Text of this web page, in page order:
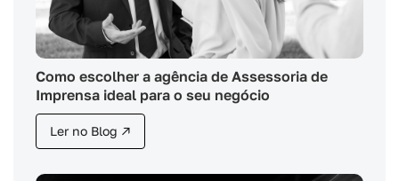
Como escolher a agência de Assessoria de
Imprensa ideal para o seu negócio
Ler no Blog ↗